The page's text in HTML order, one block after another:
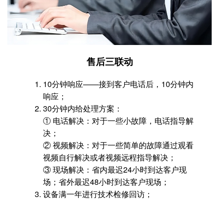
售后三联动
10分钟响应——接到客户电话后，10分钟内
响应；
30分钟内给处理方案：
① 电话解决：对于一些小故障，电话指导解
决；
② 视频解决：对于一些简单的故障通过观看
视频自行解决或者视频远程指导解决；
③ 现场解决：省内最迟24小时到达客户现
场；省外最迟48小时到达客户现场；
设备满一年进行技术检修回访；